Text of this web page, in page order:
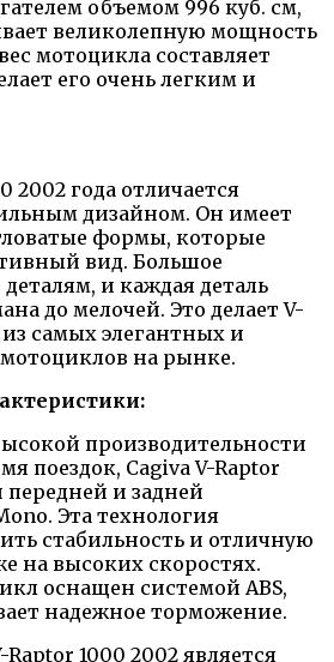
объемом 996 куб. см,
великолепную мощность
мотоцикла составляет
его очень легким и
2002 года отличается
дизайном. Он имеет
формы, которые
вид. Большое
и каждая деталь
до мелочей. Это делает V-
самых элегантных и
на рынке.
производительности
поездок, Cagiva V-Raptor
и задней
Эта технология
стабильность и отличную
на высоких скоростях.
оснащен системой ABS,
надежное торможение.
1000 2002 является